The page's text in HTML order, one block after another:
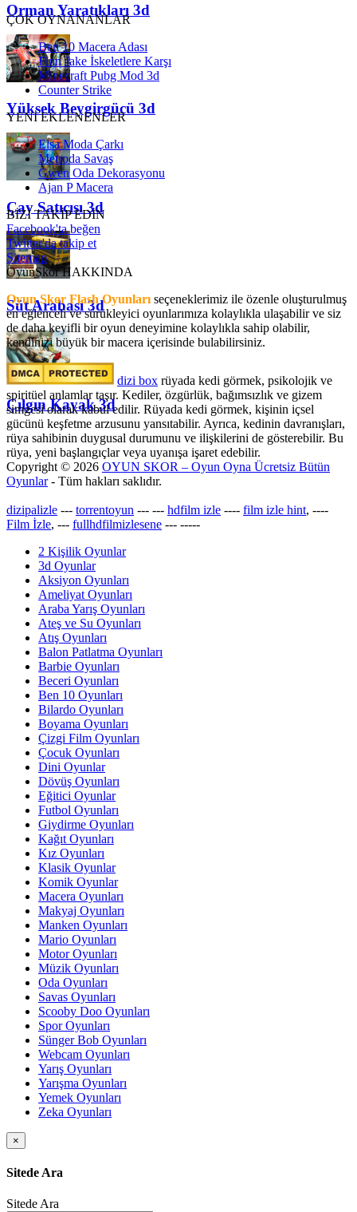
Orman Yaratıkları 3d
Yüksek Beygirgücü 3d
Çay Satıcısı 3d
Süt Arabası 3d
Çılgın Kayak 3d
ÇOK OYNANANLAR
Ben 10 Macera Adası
Finn Jake İskeletlere Karşı
Minecraft Pubg Mod 3d
Counter Strike
YENİ EKLENENLER
Elsa Moda Çarkı
Metroda Savaş
Gwen Oda Dekorasyonu
Ajan P Macera
BİZİ TAKİP EDİN
Facebook'ta beğen
Twitter'da takip et
Sitemap
OyunSkor HAKKINDA
Oyun Skor Flash Oyunları seçeneklerimiz ile özenle oluşturulmuş
en eğlenceli ve sürükleyici oyunlarımıza kolaylıkla ulaşabilir ve siz
de daha keyifli bir oyun deneyimine kolaylıkla sahip olabilir,
kendinizi büyük bir macera içerisinde bulabilirsiniz.
dizi box rüyada kedi görmek​, psikolojik ve
spiritüel anlamlar taşır. Kediler, özgürlük, bağımsızlık ve gizem
simgesi olarak kabul edilir. Rüyada kedi görmek, kişinin içsel
gücünü keşfetme arzusunu yansıtabilir. Ayrıca, kedinin davranışları,
rüya sahibinin duygusal durumunu ve ilişkilerini de gösterebilir. Bu
rüya, yeni başlangıçlar veya uyanışa işaret edebilir.
Copyright © 2026 OYUN SKOR – Oyun Oyna Ücretsiz Bütün
Oyunlar- Tüm hakları saklıdır.
dizipalizle --- torrentoyun --- --- hdfilm izle ---- film izle hint, ----
Film İzle, --- fullhdfilmizlesene --- -----
2 Kişilik Oyunlar
3d Oyunlar
Aksiyon Oyunları
Ameliyat Oyunları
Araba Yarış Oyunları
Ateş ve Su Oyunları
Atış Oyunları
Balon Patlatma Oyunları
Barbie Oyunları
Beceri Oyunları
Ben 10 Oyunları
Bilardo Oyunları
Boyama Oyunları
Çizgi Film Oyunları
Çocuk Oyunları
Dini Oyunlar
Dövüş Oyunları
Eğitici Oyunlar
Futbol Oyunları
Giydirme Oyunları
Kağıt Oyunları
Kız Oyunları
Klasik Oyunlar
Komik Oyunlar
Macera Oyunları
Makyaj Oyunları
Manken Oyunları
Mario Oyunları
Motor Oyunları
Müzik Oyunları
Oda Oyunları
Savas Oyunları
Scooby Doo Oyunları
Spor Oyunları
Sünger Bob Oyunları
Webcam Oyunları
Yarış Oyunları
Yarışma Oyunları
Yemek Oyunları
Zeka Oyunları
×
Sitede Ara
Sitede Ara